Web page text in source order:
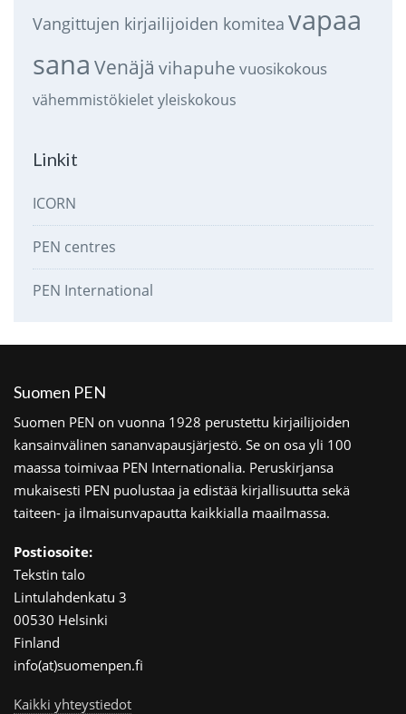
Vangittujen kirjailijoiden komitea vapaa
sana Venäjä vihapuhe vuosikokous
vähemmistökieletyleiskokous
Linkit
ICORN
PEN centres
PEN International
Suomen PEN
Suomen PEN on vuonna 1928 perustettu kirjailijoiden
kansainvälinen sananvapausjärjestö. Se on osa yli 100
maassa toimivaa PEN Internationalia. Peruskirjansa
mukaisesti PEN puolustaa ja edistää kirjallisuutta sekä
taiteen- ja ilmaisunvapautta kaikkialla maailmassa.
Postiosoite:
Tekstin talo
Lintulahdenkatu 3
00530 Helsinki
Finland
info(at)suomenpen.fi
Kaikki yhteystiedot